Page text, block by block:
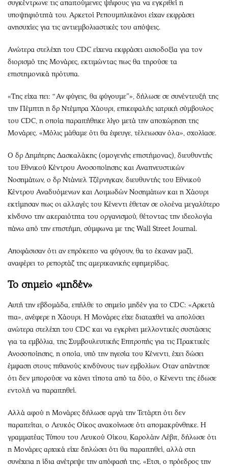
συγκέντρωνε τις απαιτούμενες ψήφους για να εγκριθεί η
υποψηφιότητά του. Αρκετοί Ρεπουμπλικάνοι είχαν εκφράσει
ανησυχίες για τις αντιεμβολιαστικές του απόψεις.
Ανώτερα στελέχη του CDC είχενα εκφράσει αισιοδοξία για τον
διορισμό της Μονάρες, εκτιμώντας πως θα τηρούσε τα
επιστημονικά πρότυπα.
«Της είχα πει: “Αν φύγεις, θα φύγουμε”», δήλωσε σε συνέντευξή της
την Πέμπτη η δρ Ντέμπρα Χάουρι, επικεφαλής ιατρική σύμβουλος
του CDC, η οποία παραιτήθηκε λίγο μετά την αποχώρηση της
Μονάρες. «Μόλις μάθαμε ότι θα έφευγε, τέλειωσαν όλα», σχολίασε.
Ο δρ Δημήτρης Δασκαλάκης (ομογενής επιστήμονας), διευθυντής
του Εθνικού Κέντρου Ανοσοποίησης και Αναπνευστικών
Νοσημάτων, ο δρ Ντάνιελ Τζέρνιγκαν, διευθυντής του Εθνικού
Κέντρου Αναδυόμενων και Λοιμωδών Νοσημάτων και η Χάουρι
εκτίμησαν πως οι αλλαγές του Κένεντι έθεταν σε ολοένα μεγαλύτερο
κίνδυνο την ακεραιότητα του οργανισμού, θέτοντας την ιδεολογία
πάνω από την επιστήμη, σύμφωνα με της Wall Street Journal.
Αποφάσισαν ότι αν επρόκειτο να φύγουν, θα το έκαναν μαζί,
αναφέρει το ρεπορτάζ της αμερικανικής εφημερίδας.
Το σημείο «μηδέν»
Αυτή την εβδομάδα, επήλθε το σημείο μηδέν για το CDC: «Αρκετά
πια», ανέφερε η Χάουρι. Η Μονάρες είχε διαταχθεί να απολύσει
ανώτερα στελέχη του CDC και να εγκρίνει μελλοντικές συστάσεις
για τα εμβόλια, της Συμβουλευτικής Επιτροπής για τις Πρακτικές
Ανοσοποίησης, η οποία, υπό την ηγεσία του Κένεντι, έχει δώσει
έμφαση στους πιθανούς κινδύνους των εμβολίων. Οταν απάντησε
ότι δεν μπορούσε να κάνει τίποτα από τα δύο, ο Κένεντι της έδωσε
εντολή να παραιτηθεί.
Αλλά αφού η Μονάρες δήλωσε αργά την Τετάρτη ότι δεν
παραιτείται, ο Λευκός Οίκος ανακοίνωσε ότι απομακρύνθηκε. Η
γραμματέας Τύπου του Λευκού Οίκου, Καρολάιν Λέβιτ, δήλωσε ότι
η Μονάρες αρχικά είχε δηλώσει ότι θα παραιτηθεί, αλλά στη
συνέχεια η ίδια ανέτρεψε την απόφασή της. «Ετσι, ο πρόεδρος την